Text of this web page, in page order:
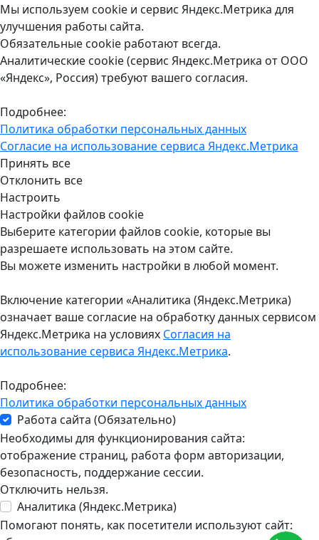
Мы используем cookie и сервис Яндекс.Метрика для
улучшения работы сайта.
Обязательные cookie работают всегда.
Аналитические cookie (сервис Яндекс.Метрика от ООО
«Яндекс», Россия) требуют вашего согласия.
Подробнее:
Политика обработки персональных данных
Согласие на использование сервиса Яндекс.Метрика
Принять все
Отклонить все
Настроить
Настройки файлов cookie
Выберите категории файлов cookie, которые вы
разрешаете использовать на этом сайте.
Вы можете изменить настройки в любой момент.
Включение категории «Аналитика (Яндекс.Метрика)
означает ваше согласие на обработку данных сервисом
Яндекс.Метрика на условиях Согласия на
использование сервиса Яндекс.Метрика.
Подробнее:
Политика обработки персональных данных
Работа сайта (Обязательно)
Необходимы для функционирования сайта:
отображение страниц, работа форм авторизации,
безопасность, поддержание сессии.
Отключить нельзя.
Аналитика (Яндекс.Метрика)
Помогают понять, как посетители используют сайт: